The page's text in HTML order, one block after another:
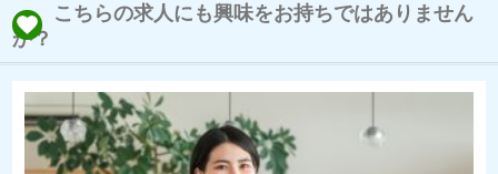
こちらの求人にも興味をお持ちではありません
か？